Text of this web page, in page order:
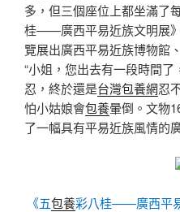
多，但三個座位上都坐滿了
桂——廣西平易近族文明展
覽展出廣西平易近族博物館
“小姐，您出去有一段時間了
忍，終於還是台灣包養網忍
怕小姑娘會包養暈倒。文物
了一幅具有平易近族風情的
《五包養彩八桂——廣西平